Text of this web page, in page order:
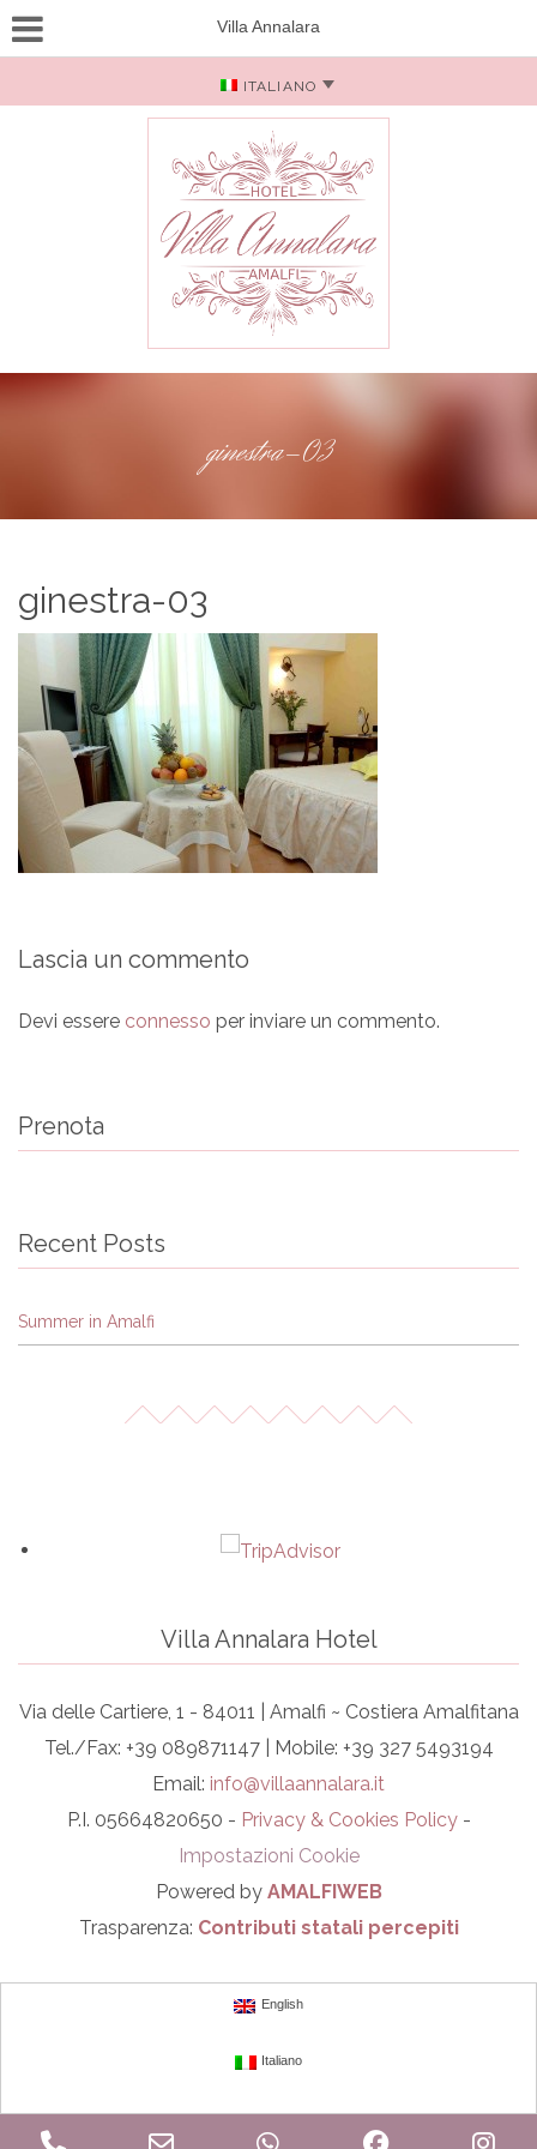
Villa Annalara
ITALIANO
ginestra-03
ginestra-03
Lascia un commento
Devi essere connesso per inviare un commento.
Prenota
Recent Posts
Summer in Amalfi
Villa Annalara Hotel
Via delle Cartiere, 1 - 84011 | Amalfi ~ Costiera Amalfitana
Tel./Fax: +39 089871147 | Mobile: +39 327 5493194
Email: info@villaannalara.it
P.I. 05664820650 - Privacy & Cookies Policy-
Impostazioni Cookie
Powered by AMALFIWEB
Trasparenza: Contributi statali percepiti
WhatsApp Facebook
English
Italiano